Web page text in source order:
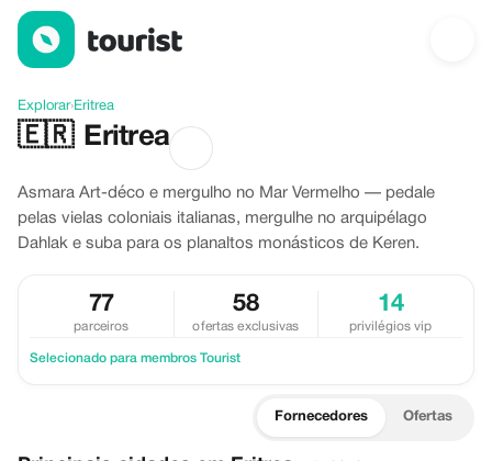
Descubra Eritrea
Explorar›Eritrea
🇪🇷 Eritrea
Asmara Art-déco e mergulho no Mar Vermelho — pedale
pelas vielas coloniais italianas, mergulhe no arquipélago
Dahlak e suba para os planaltos monásticos de Keren.
77
parceiros
58
ofertas exclusivas
14
privilégios vip
Selecionado para membros Tourist
Fornecedores Ofertas